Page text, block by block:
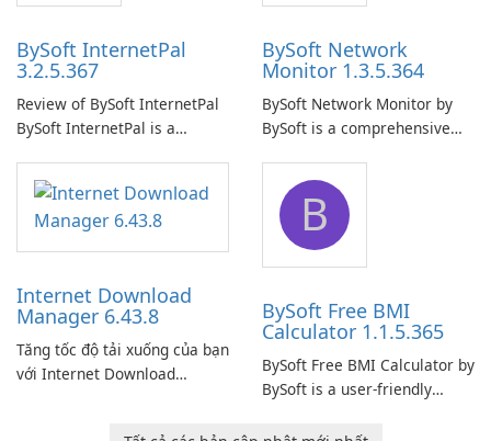
BySoft InternetPal
3.2.5.367
Review of BySoft InternetPal
BySoft InternetPal is a
application designed to
monitor your internet
connection and provide real-
time insights into its
BySoft Network
Monitor 1.3.5.364
BySoft Network Monitor by
BySoft is a comprehensive
designed to help businesses
effectively manage their
network infrastructure.
Internet Download
Manager 6.43.8
Tăng tốc độ tải xuống của bạn
với Internet Download
B
BySoft Free BMI
Calculator 1.1.5.365
BySoft Free BMI Calculator by
BySoft is a user-friendly